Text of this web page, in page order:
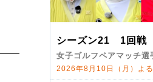
シーズン21 1回戦
女子ゴルフペアマッチ選
2026年8月10日（月）よ